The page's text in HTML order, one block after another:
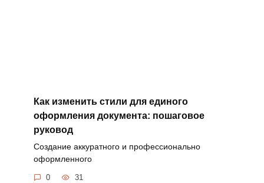
Как изменить стили для единого
оформления документа: пошаговое
руковод
Создание аккуратного и профессионально
оформленного
0 31